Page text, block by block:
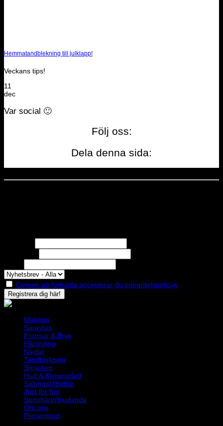
Hemmatandblekning till julklapp!
Veckans tips!
11
dec
Var social 🙂
Följ oss:
Dela denna sida:
Genom att fortsätta accepterar du integritetspolicyn
Makeup
Spraytan
Fransar & Bryn
Hårstyling
Naglar
Tandblekning
Smycken
Hud & Kroppsvård
Salongstillbehör
Just for fun
Sommarerbjudande
Om oss
Presentkort